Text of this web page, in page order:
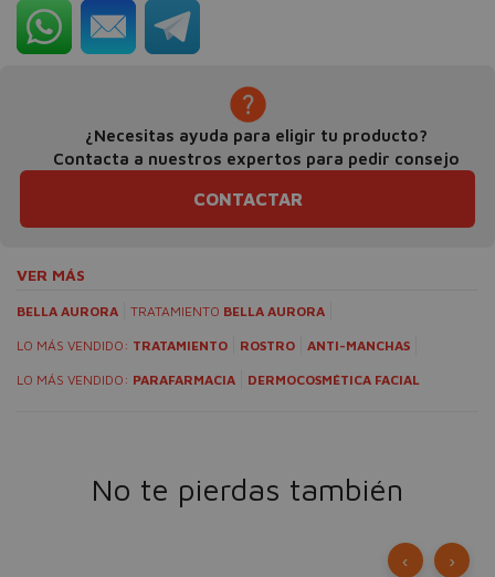
¿Necesitas ayuda para eligir tu producto?
Contacta a nuestros expertos para pedir consejo
CONTACTAR
VER MÁS
BELLA AURORA TRATAMIENTO BELLA AURORA
LO MÁS VENDIDO: TRATAMIENTO ROSTRO ANTI-MANCHAS
LO MÁS VENDIDO: PARAFARMACIA DERMOCOSMÉTICA FACIAL
No te pierdas también
‹ ›